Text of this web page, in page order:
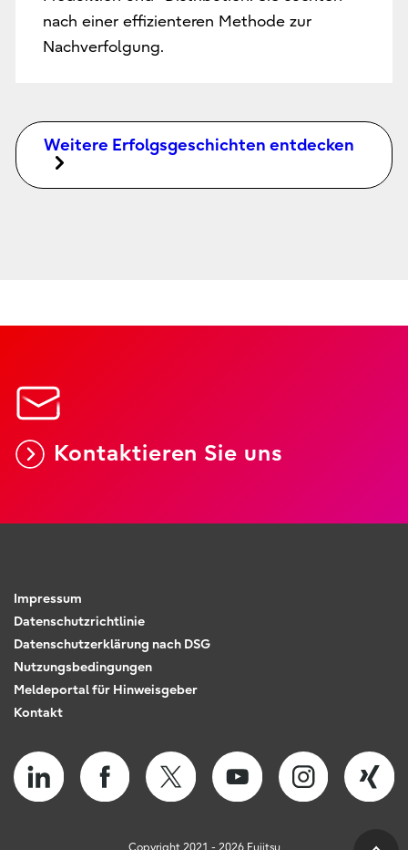
nach einer effizienteren Methode zur
Nachverfolgung.
Weitere Erfolgsgeschichten entdecken
Kontaktieren Sie uns
Impressum
Datenschutzrichtlinie
Datenschutzerklärung nach DSG
Nutzungsbedingungen
Meldeportal für Hinweisgeber
Kontakt
Copyright 2021 - 2026 Fujitsu